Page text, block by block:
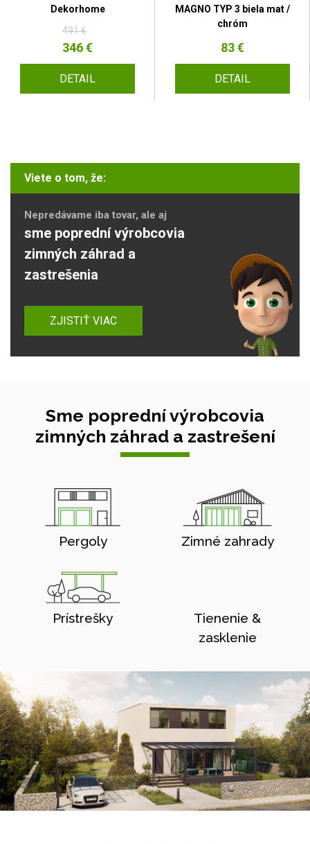
Dekorhome
491 €
346 €
DETAIL
MAGNO TYP 3 biela mat /
chróm
83 €
DETAIL
Viete o tom, že:
Nepredávame iba tovar, ale aj
sme poprední výrobcovia
zimných záhrad a
zastrešenia
ZJISTIŤ VIAC
Sme poprední výrobcovia
zimných záhrad a zastrešení
Pergoly Zimné zahrady
Prístrešky
Tienenie &
zasklenie